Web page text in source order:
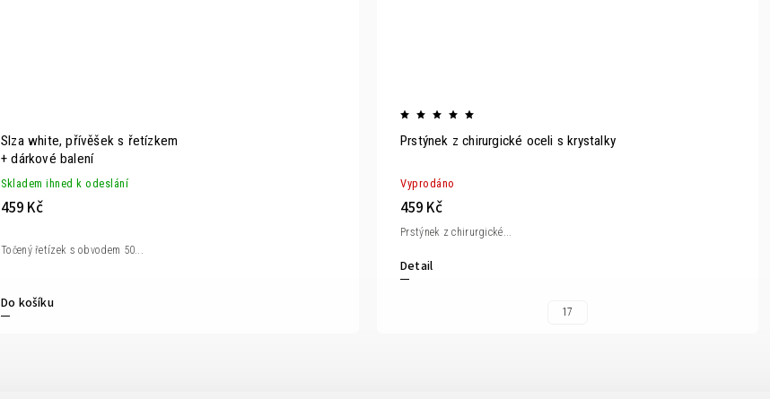
Slza white, přívěšek s řetízkem
+ dárkové balení
Skladem ihned k odeslání
459 Kč
Do košíku
Točený řetízek s obvodem 50...
Prstýnek z chirurgické oceli s krystalky
Vyprodáno
459 Kč
Detail
Prstýnek z chirurgické...
17